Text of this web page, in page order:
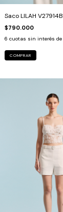
Saco LILAH V27914B
$790.000
6 cuotas sin interés de
COMPRAR